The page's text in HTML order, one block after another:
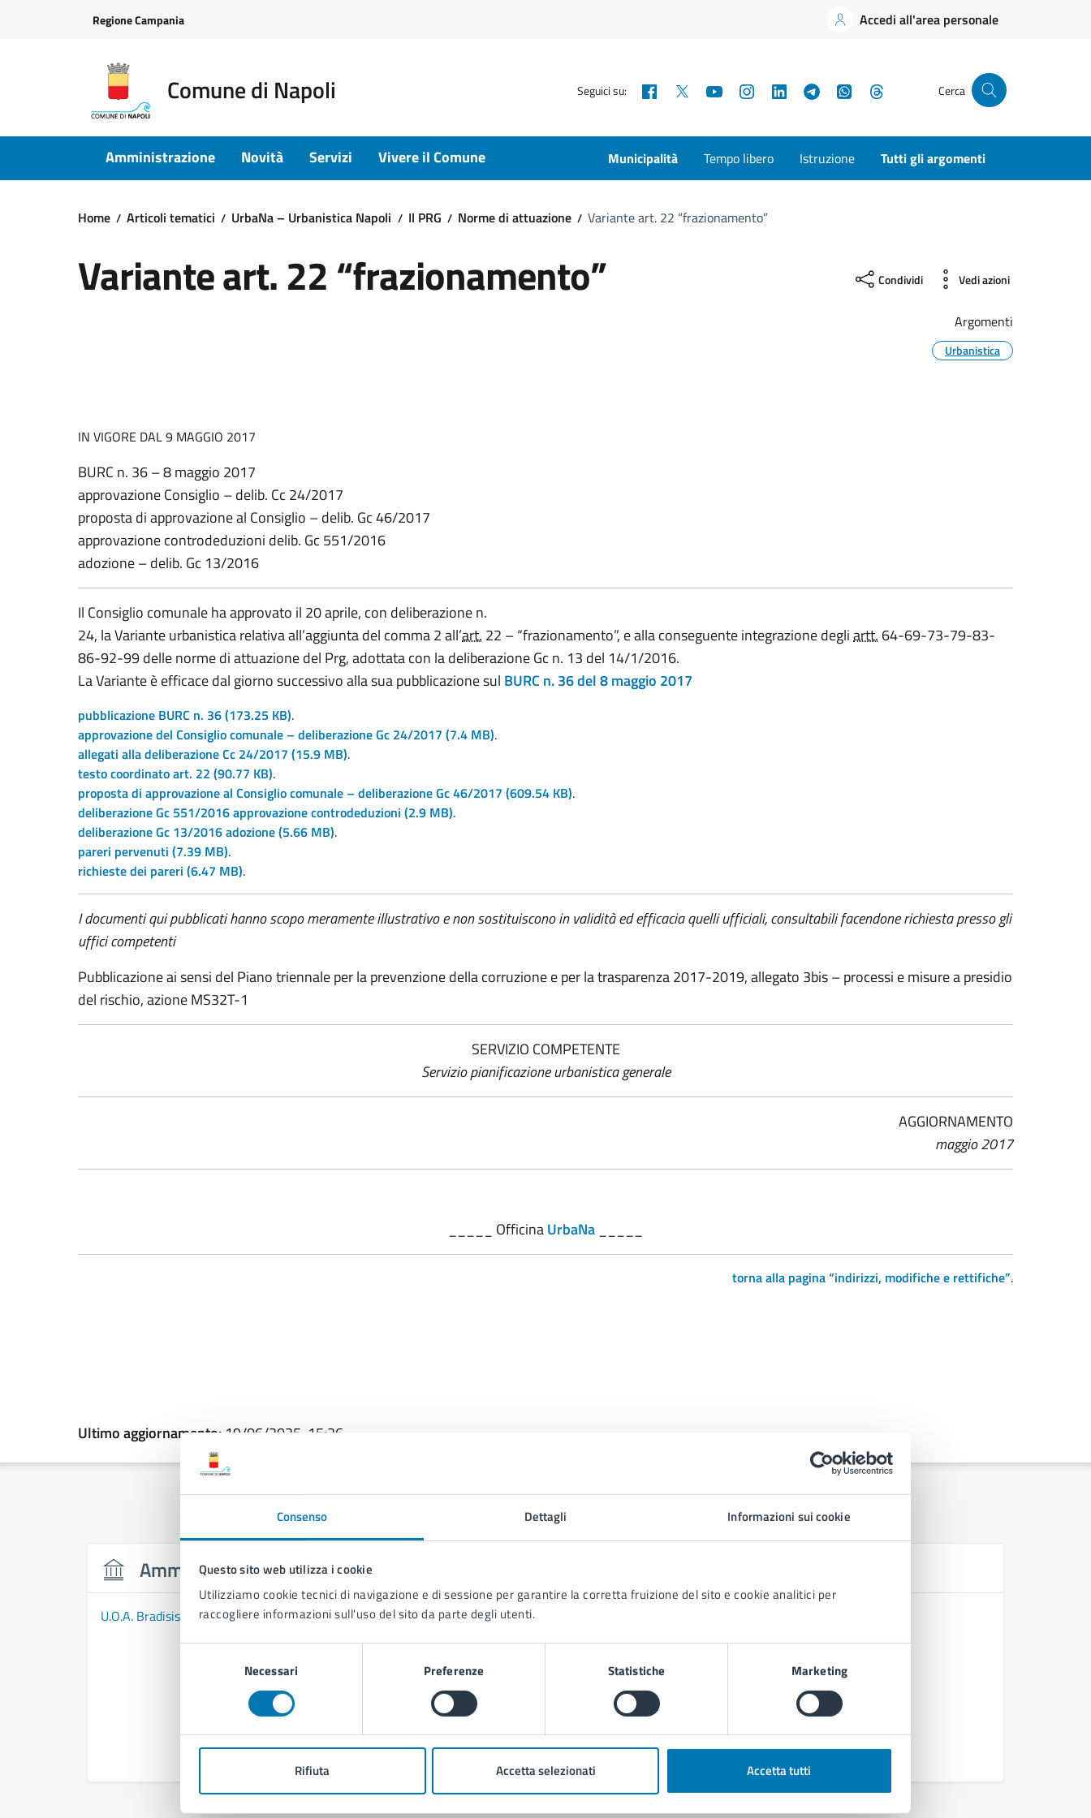
Consenso Dettagli Informazioni sui cookie
Questo sito web utilizza i cookie
Utilizziamo cookie tecnici di navigazione e di sessione per garantire la corretta fruizione del sito e cookie analitici per
raccogliere informazioni sull'uso del sito da parte degli utenti.
Necessari Preferenze Statistiche Marketing
Rifiuta Accetta selezionati Accetta tutti
Regione Campania Accedi all'area personale
Comune di Napoli Seguici su: Facebook YouTubeInstagramLinkedInTelegramWhatsApp Cerca
Amministrazione Novità Servizi Vivere il Comune Municipalità Tempo libero Istruzione Tutti gli argomenti
Home Articoli tematici UrbaNa – Urbanistica Napoli Il PRG Norme di attuazione Variante art. 22 “frazionamento”
Variante art. 22 “frazionamento” Condividi Vedi azioni
Argomenti
Urbanistica
IN VIGORE DAL 9 MAGGIO 2017
BURC n. 36 – 8 maggio 2017
approvazione Consiglio – delib. Cc 24/2017
proposta di approvazione al Consiglio – delib. Gc 46/2017
approvazione controdeduzioni delib. Gc 551/2016
adozione – delib. Gc 13/2016
Il Consiglio comunale ha approvato il 20 aprile, con deliberazione n.
24, la Variante urbanistica relativa all’aggiunta del comma 2 all’art. 22 – “frazionamento”, e alla conseguente integrazione degliartt. 64-69-73-79-83-
86-92-99 delle norme di attuazione del Prg, adottata con la deliberazione Gc n. 13 del 14/1/2016.
La Variante è efficace dal giorno successivo alla sua pubblicazione sul BURC n. 36 del 8 maggio 2017
pubblicazione BURC n. 36(173.25 KB).
approvazione del Consiglio comunale – deliberazione Gc 24/2017 (7.4 MB).
allegati alla deliberazione Cc 24/2017 (15.9 MB).
testo coordinato art. 22 (90.77 KB).
proposta di approvazione al Consiglio comunale – deliberazione Gc 46/2017 (609.54 KB).
deliberazione Gc 551/2016 approvazione controdeduzioni (2.9 MB).
deliberazione Gc 13/2016 adozione(5.66 MB).
pareri pervenuti (7.39 MB).
richieste dei pareri (6.47 MB).
I documenti qui pubblicati hanno scopo meramente illustrativo e non sostituiscono in validità ed efficacia quelli ufficiali, consultabili facendone richiesta presso gli
uffici competenti
Pubblicazione ai sensi del Piano triennale per la prevenzione della corruzione e per la trasparenza 2017-2019, allegato 3bis – processi e misure a presidio
del rischio, azione MS32T-1
SERVIZIO COMPETENTE
Servizio pianificazione urbanistica generale
AGGIORNAMENTO
maggio 2017
_____ OfficinaUrbaNa
torna alla pagina “indirizzi, modifiche e rettifiche”.
Ultimo aggiornamento: 19/06/2025, 15:26
Contenuti correlati
Amministrazione
U.O.A. Bradisismo